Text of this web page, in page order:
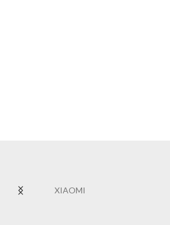
XIAOMI